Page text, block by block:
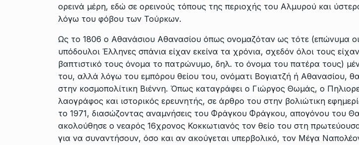
ορεινά μέρη, εδώ σε ορεινούς τόπους της περιοχής του Αλμυρού και
λόγω του φόβου των Τούρκων.
Ως το 1806 ο Αθανάσιου Αθανασίου όπως ονομαζόταν ως τότε (επώνυμα
υπόδουλοι Έλληνες σπάνια είχαν εκείνα τα χρόνια, σχεδόν όλοι τους
βαπτιστικό τους όνομα το πατρώνυμο, δηλ. το όνομα του πατέρα τους)
του, αλλά λόγω του εμπόρου θείου του, ονόματι Βογιατζή ή Αθανασίου,
στην κοσμοπολίτικη Βιέννη. Όπως καταγράφει ο Γιώργος Θωμάς, ο
λαογράφος και ιστορικός ερευνητής, σε άρθρο του στην βολιώτικη
το 1971, διασώζοντας αναμνήσεις του Φράγκου Φράγκου, απογόνου του
ακολούθησε ο νεαρός 16χρονος Κοκκωτιανός τον θείο του στη
για να συναντήσουν, όσο και αν ακούγεται υπερβολικό, τον Μέγα